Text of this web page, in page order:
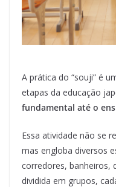
A prática do “souji” é
etapas da educação
fundamental até o
Essa atividade não se
mas engloba diversos
corredores, banheiros,
dividida em grupos,